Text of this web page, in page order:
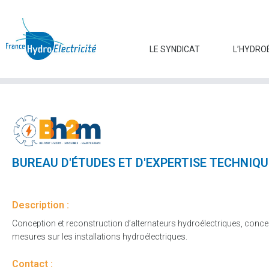
LE SYNDICAT
BUREAU D'ÉTUDES ET D'EXPERTISE
Description :
Conception et reconstruction d’alternateurs hydroélectriques,
mesures sur les installations hydroélectriques.
Contact :